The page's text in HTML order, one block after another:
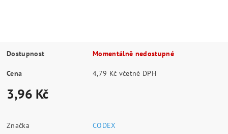
Dostupnost Momentálně nedostupné
Cena 4,79 Kč včetně DPH
3,96 Kč
Značka
CODEX